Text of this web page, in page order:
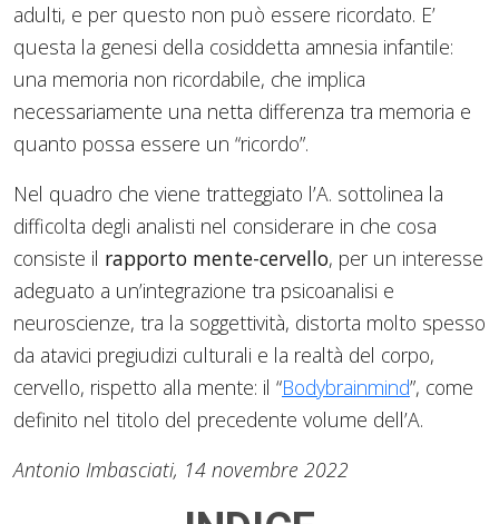
adulti, e per questo non può essere ricordato. E’
questa la genesi della cosiddetta amnesia infantile:
una memoria non ricordabile, che implica
necessariamente una netta differenza tra memoria e
quanto possa essere un “ricordo”.
Nel quadro che viene tratteggiato l’A. sottolinea la
difficolta degli analisti nel considerare in che cosa
consiste il rapporto mente-cervello, per un interesse
adeguato a un’integrazione tra psicoanalisi e
neuroscienze, tra la soggettività, distorta molto spesso
da atavici pregiudizi culturali e la realtà del corpo,
cervello, rispetto alla mente: il “Bodybrainmind”, come
definito nel titolo del precedente volume dell’A.
Antonio Imbasciati, 14 novembre 2022